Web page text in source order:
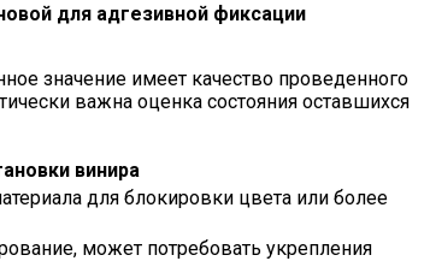
для адгезивной фиксации
значение имеет качество проведенного
важна оценка состояния оставшихся
винира
для блокировки цвета или более
может потребовать укрепления